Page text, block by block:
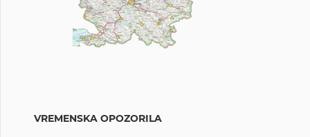
VREMENSKA OPOZORILA